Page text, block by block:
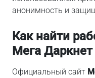
анонимность и
Как найти
Мега
Официальный сайт